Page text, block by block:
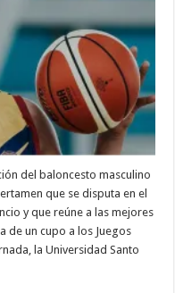
del baloncesto masculino
que se disputa en el
y que reúne a las mejores
de un cupo a los Juegos
la Universidad Santo